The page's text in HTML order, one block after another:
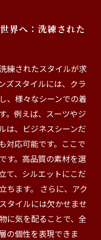
変わる人生：ユー
たメンズスタイル
界へ：洗練された
練されたスタイルが求
ズスタイルには、クラ
、様々なシーンでの着
。例えば、スーツやジ
は、ビジネスシーンだ
対応可能です。ここで
す。高品質の素材を選
て、シルエットにこだ
ちます。 さらに、アク
タイルには欠かせませ
に気を配ることで、全
の個性を表現できま